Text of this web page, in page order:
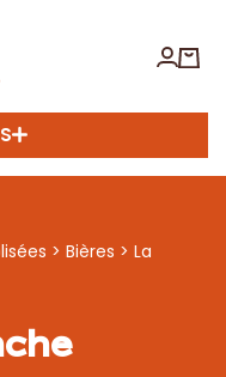
> Bières > La